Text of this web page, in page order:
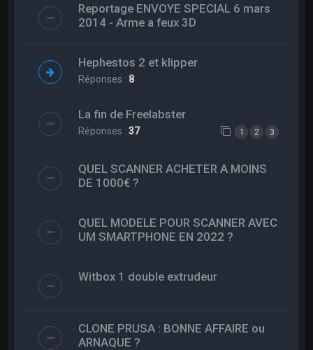
Reportage ENVOYE SPECIAL 6 mars
2014 - Arme a feux 3D
Hephestos 2 et klipper
Réponses : 8
La fin de Freelabster
Réponses :37 1 2 3
QUEL SCANNER ACHETER A MOINS
DE 1000€ ?
QUEL MODELE POUR SCANNER AVEC
UM SMARTPHONE EN 2022 ?
Witbox 1 double extrudeur
CLONE PRUSA : BONNE AFFAIRE ou
ARNAQUE ?